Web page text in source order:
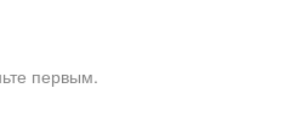
первым.